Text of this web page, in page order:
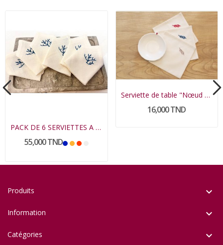
PACK DE 6 SERVIETTES A THE MORGENE
55,000 TND
Serviette de table "Nœud Marin"
16,000 TND
Produits 
Information 
Catégories 